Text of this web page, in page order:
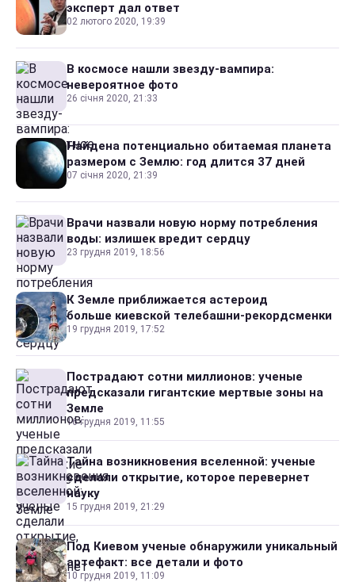
эксперт дал ответ
02 лютого 2020, 19:39
В космосе нашли звезду-вампира:
невероятное фото
26 січня 2020, 21:33
Найдена потенциально обитаемая планета
размером с Землю: год длится 37 дней
07 січня 2020, 21:39
Врачи назвали новую норму потребления
воды: излишек вредит сердцу
23 грудня 2019, 18:56
К Земле приближается астероид
больше киевской телебашни-рекордсменки
19 грудня 2019, 17:52
Пострадают сотни миллионов: ученые
предсказали гигантские мертвые зоны на
Земле
16 грудня 2019, 11:55
Тайна возникновения вселенной: ученые
сделали открытие, которое перевернет
науку
15 грудня 2019, 21:29
Под Киевом ученые обнаружили уникальный
артефакт: все детали и фото
10 грудня 2019, 11:09